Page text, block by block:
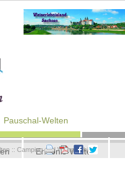
Pauschal-Welten
Erlebnis-Welten
:: Camping und Wohnmobile